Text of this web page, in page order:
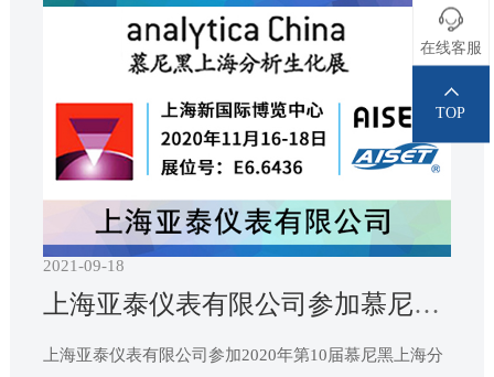
2021-09-18
上海亚泰仪表有限公司参加慕尼黑上海分析生化展
上海亚泰仪表有限公司参加2020年第10届慕尼黑上海分
在线客服
TOP